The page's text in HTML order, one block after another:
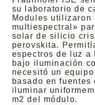
su laboratorio de
Modules utilizaron
multiespectral»
solar de silicio
perovskita.
espectros de luz a
bajo iluminación
necesitó un
basado en
iluminar
m2 del módulo.